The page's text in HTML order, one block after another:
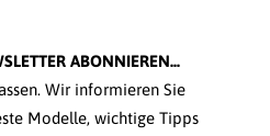
ABONNIEREN...
Wir informieren Sie
Modelle, wichtige Tipps